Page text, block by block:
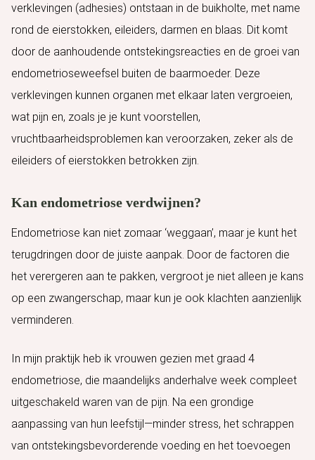
verklevingen (adhesies) ontstaan in de buikholte, met name
rond de eierstokken, eileiders, darmen en blaas. Dit komt
door de aanhoudende ontstekingsreacties en de groei van
endometrioseweefsel buiten de baarmoeder. Deze
verklevingen kunnen organen met elkaar laten vergroeien,
wat pijn en, zoals je je kunt voorstellen,
vruchtbaarheidsproblemen kan veroorzaken, zeker als de
eileiders of eierstokken betrokken zijn.
Kan endometriose verdwijnen?
Endometriose kan niet zomaar ‘weggaan’, maar je kunt het
terugdringen door de juiste aanpak. Door de factoren die
het verergeren aan te pakken, vergroot je niet alleen je kans
op een zwangerschap, maar kun je ook klachten aanzienlijk
verminderen.
In mijn praktijk heb ik vrouwen gezien met graad 4
endometriose, die maandelijks anderhalve week compleet
uitgeschakeld waren van de pijn. Na een grondige
aanpassing van hun leefstijl—minder stress, het schrappen
van ontstekingsbevorderende voeding en het toevoegen